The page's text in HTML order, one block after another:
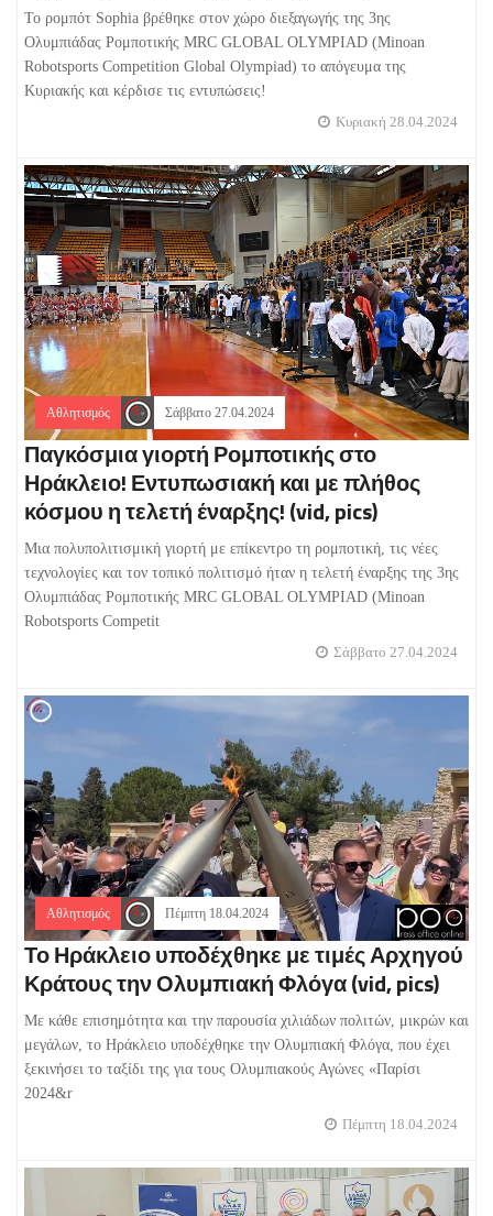
Το ρομπότ Sophia βρέθηκε στον χώρο διεξαγωγής της 3ης
Ολυμπιάδας Ρομποτικής MRC GLOBAL OLYMPIAD (Minoan
Robotsports Competition Global Olympiad) το απόγευμα της
Κυριακής και κέρδισε τις εντυπώσεις!
Κυριακή 28.04.2024
Αθλητισμός Σάββατο 27.04.2024
Παγκόσμια γιορτή Ρομποτικής στο
Ηράκλειο! Εντυπωσιακή και με πλήθος
κόσμου η τελετή έναρξης! (vid, pics)
Μια πολυπολιτισμική γιορτή με επίκεντρο τη ρομποτική, τις νέες
τεχνολογίες και τον τοπικό πολιτισμό ήταν η τελετή έναρξης της 3ης
Ολυμπιάδας Ρομποτικής MRC GLOBAL OLYMPIAD (Minoan
Robotsports Competit
Σάββατο 27.04.2024
Αθλητισμός Πέμπτη 18.04.2024
Το Ηράκλειο υποδέχθηκε με τιμές Αρχηγού
Κράτους την Ολυμπιακή Φλόγα (vid, pics)
Με κάθε επισημότητα και την παρουσία χιλιάδων πολιτών, μικρών και
μεγάλων, το Ηράκλειο υποδέχθηκε την Ολυμπιακή Φλόγα, που έχει
ξεκινήσει το ταξίδι της για τους Ολυμπιακούς Αγώνες «Παρίσι
2024&r
Πέμπτη 18.04.2024